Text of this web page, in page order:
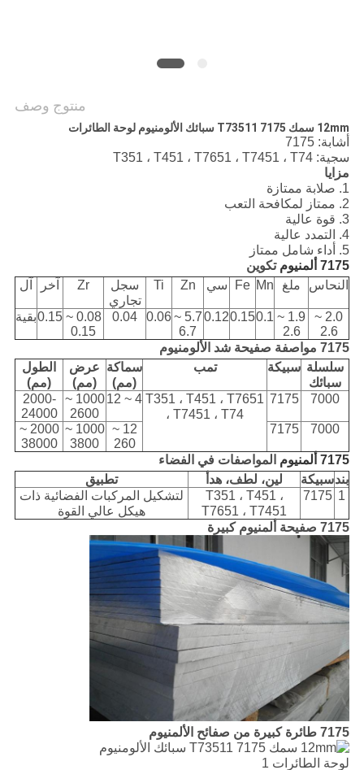
منتوج وصف
12mm سمك 7175 T73511 سبائك الألومنيوم لوحة الطائرات
أشابة: 7175
سجية: T351 ، T451 ، T7651 ، T7451 ، T74
مزايا
1. صلابة ممتازة
2. ممتاز لمكافحة التعب
3. قوة عالية
4. التمدد عالية
5. أداء شامل ممتاز
7175 ألمنيوم
تكوين
النحاس
ملغ Mn
Fe سي Zn
Ti
سجل
تجاري
Zr آخر آل
2.0 ~
2.6
1.9 ~
2.6
0.1
0.15
0.12
5.7 ~
6.7
0.06
0.04
0.08 ~
0.15
0.15بقية
7175 مواصفة صفيحة شد الألومنيوم
سلسلة
سبائك
سبيكة تمب
سماكة
(مم)
عرض
(مم)
الطول
(مم)
7000
7175 T351 ، T451 ، T7651
، T7451 ، T74
4 ~ 12
1000 ~
2600
2000-
24000
7000
7175
12 ~
260
1000 ~
3800
2000 ~
38000
7175 ألمنيوم
المواصفات في الفضاء
بندسبيكة لين، لطف، هدأ
تطبيق
1
7175
T351 ، T451 ،
T7651 ، T7451
لتشكيل المركبات الفضائية ذات
هيكل عالي القوة
7175 صفيحة ألمنيوم كبيرة
7175 طائرة كبيرة من صفائح الألمنيوم